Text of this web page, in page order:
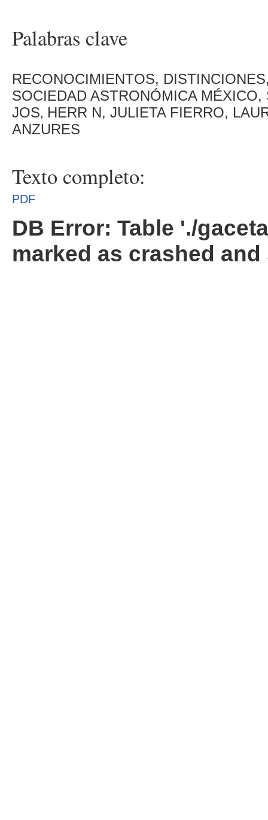
Palabras clave
RECONOCIMIENTOS,
SOCIEDAD ASTRONÓMICA
JOS‚ HERR N, JULIETA FIERRO,
ANZURES
Texto completo:
PDF
DB Error: Table './
marked as crashed